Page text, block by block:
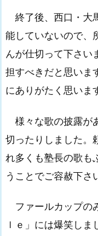
終了後、西口・大
能していないので、
んが仕切って下さい
担すべきだと思いま
にありがたく思いま
様々な歌の披露が
切ったりしました。
れ多くも塾長の歌も
うことでご容赦下さ
ファールカップの
ｌｅ」には爆笑し